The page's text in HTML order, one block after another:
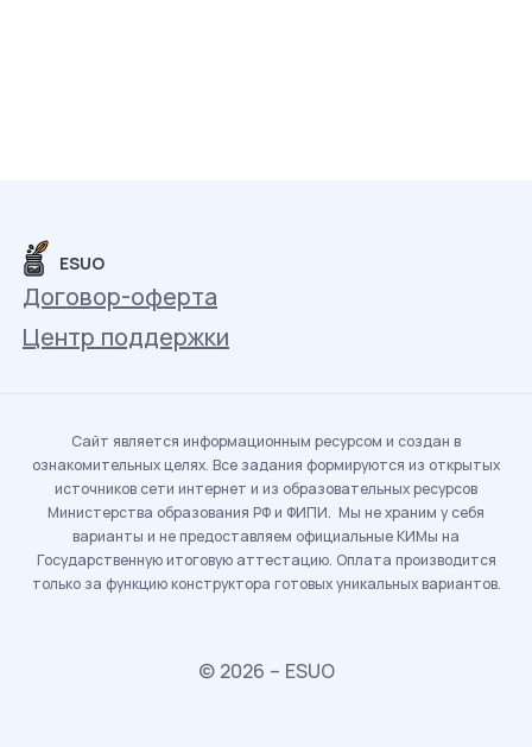
ESUO
Договор-оферта
Центр поддержки
Сайт является информационным ресурсом и создан в
ознакомительных целях. Все задания формируются из открытых
источников сети интернет и из образовательных ресурсов
Министерства образования РФ и ФИПИ. Мы не храним у себя
варианты и не предоставляем официальные КИМы на
Государственную итоговую аттестацию. Оплата производится
только за функцию конструктора готовых уникальных вариантов.
© 2026 – ESUO